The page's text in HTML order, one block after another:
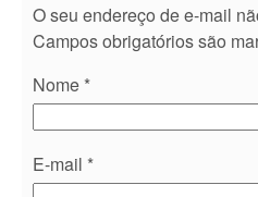
O seu endereço de e-mail
Campos obrigatórios são
Nome *
E-mail *